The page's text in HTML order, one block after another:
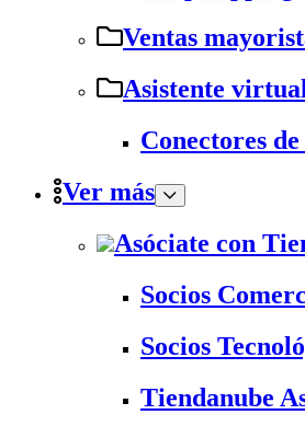
Ventas
Asistente
Conectores
Ver más
Asóciate con
Socios
Socios
Tiendanube